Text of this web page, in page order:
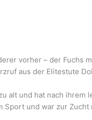
vorher – der Fuchs
aus der Elitestute
alt und hat nach
und war zur